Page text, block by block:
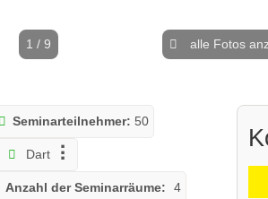
1 / 9 alle Fotos
Seminarteilnehmer: 50
Dart
Anzahl der Seminarräume: 4